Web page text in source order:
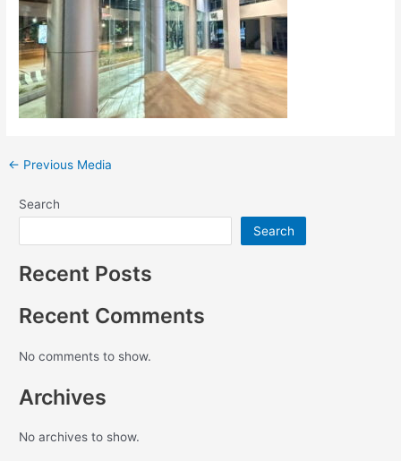
← Previous Media
Search
Search
Recent Posts
Recent Comments
No comments to show.
Archives
No archives to show.